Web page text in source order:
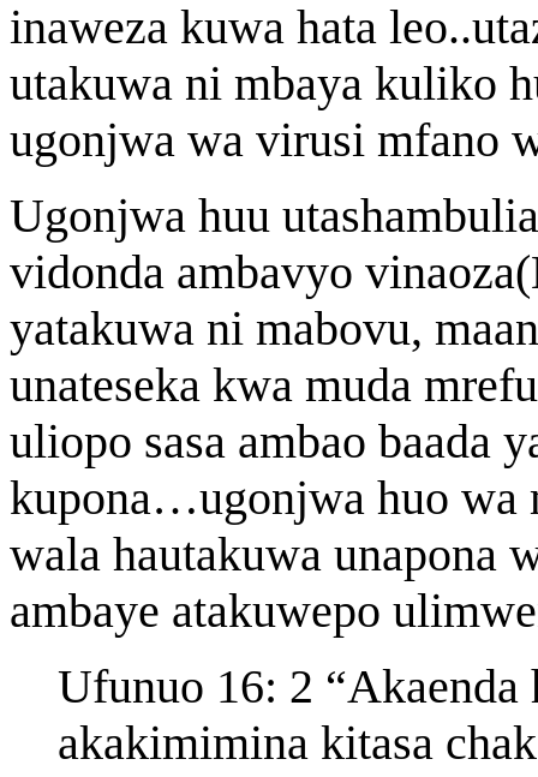
inaweza kuwa hata
utakuwa ni mbaya kuliko
ugonjwa wa virusi mfano
Ugonjwa huu
vidonda ambavyo
yatakuwa ni mabovu,
unateseka kwa muda
uliopo sasa ambao baada
kupona…ugonjwa huo wa
wala hautakuwa unapona
ambaye atakuwepo
Ufunuo 16: 2 “Akaenda
akakimimina kitasa